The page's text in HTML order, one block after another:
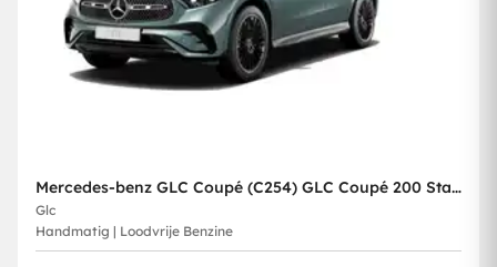
Mercedes-benz GLC Coupé (C254) GLC Coupé 200 Star Edition
Glc
Handmatig | Loodvrije Benzine